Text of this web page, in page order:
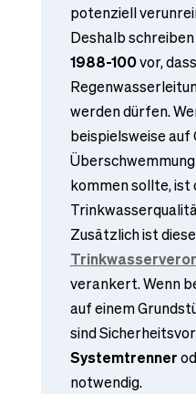
potenziell
Deshalb schreiben
1988-100vor,
werden dürfen.
beispielsweise auf
kommen sollte, ist
Zusätzlich ist
verankert. Wenn
auf einem
sind
Systemtrenner
notwendig.